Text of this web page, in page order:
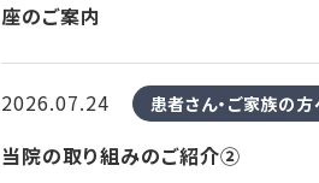
座のご案内
2026.07.24 患者さん・ご家族の方
当院の取り組みのご紹介②